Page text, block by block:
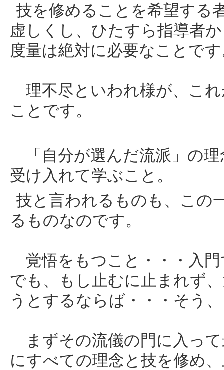
技を修めることを希望する
虚しくし、ひたすら指導者
度量は絶対に必要なことで
理不尽といわれ様が、こ
ことです。
「自分が選んだ流派」の
受け入れて学ぶこと。
技と言われるものも、この
るものなのです。
覚悟をもつこと・・・入
でも、もし止むに止まれず
うとするならば・・・そう
まずその流儀の門に入っ
にすべての理念と技を修め